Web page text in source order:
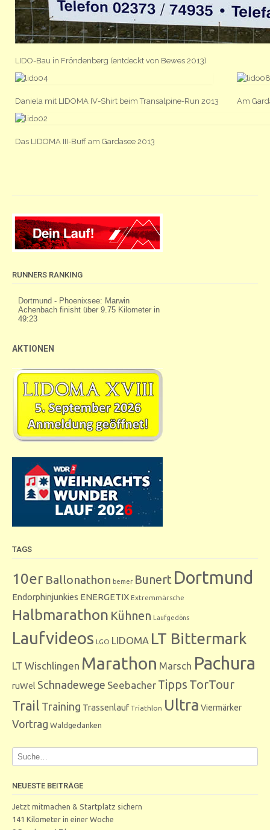
LIDO-Bau in Fröndenberg (entdeckt von Bewes 2013)
Daniela mit LIDOMA IV-Shirt beim Transalpine-Run 2013 Am
Das LIDOMA III-Buff am Gardasee 2013
RUNNERS RANKING
AKTIONEN
TAGS
10er Ballonathon bemer Bunert Dortmund
Endorphinjunkies ENERGETIX Extremmärsche
Halbmarathon Kühnen Laufgedöns
Laufvideos LGO LIDOMA LT Bittermark
LT Wischlingen Marathon Marsch Pachura
ruWel Schnadewege Seebacher Tipps TorTour
Trail Training Trassenlauf Triathlon Ultra Viermärker
Vortrag Waldgedanken
NEUESTE BEITRÄGE
Jetzt mitmachen & Startplatz sichern
141 Kilometer in einer Woche